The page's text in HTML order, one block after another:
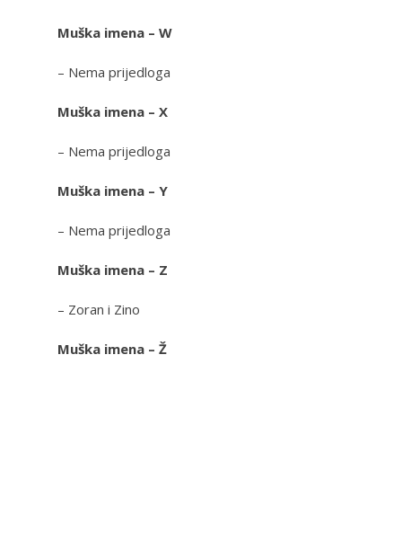
Muška imena – W
– Nema prijedloga
Muška imena – X
– Nema prijedloga
Muška imena – Y
– Nema prijedloga
Muška imena – Z
– Zoran i Zino
Muška imena – Ž